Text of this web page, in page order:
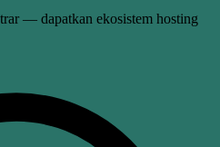
— dapatkan ekosistem hosting